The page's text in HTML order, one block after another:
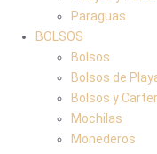
Paraguas
BOLSOS
Bolsos
Bolsos de
Bolsos y
Mochilas
Monederos